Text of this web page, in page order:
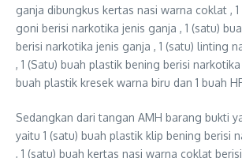
ganja dibungkus kertas nasi warna coklat ,
goni berisi narkotika jenis ganja , 1 (satu)
berisi narkotika jenis ganja , 1 (satu) linting
, 1 (Satu) buah plastik bening berisi narkotika
buah plastik kresek warna biru dan 1 buah
Sedangkan dari tangan AMH barang bukti
yaitu 1 (satu) buah plastik klip bening berisi
, 1 (satu) buah kertas nasi warna coklat